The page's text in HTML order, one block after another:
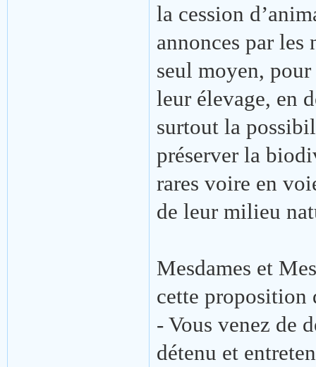
la cession
annonces par les
seul moyen,
leur élevage, en
surtout la
préserver la
rares voire en
de leur milieu
Mesdames et
cette proposition
- Vous venez de
détenu et